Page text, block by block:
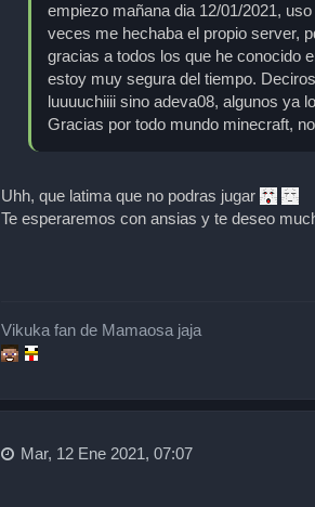
empiezo mañana dia 12/01/2021,
veces me hechaba el propio server,
gracias a todos los que he conocido
estoy muy segura del tiempo.
luuuuchiiii sino adeva08, algunos ya
Gracias por todo mundo minecraft,
Uhh, que latima que no podras jugar
Te esperaremos con ansias y te deseo
Vikuka fan de Mamaosa jaja
Mar, 12 Ene 2021, 07:07